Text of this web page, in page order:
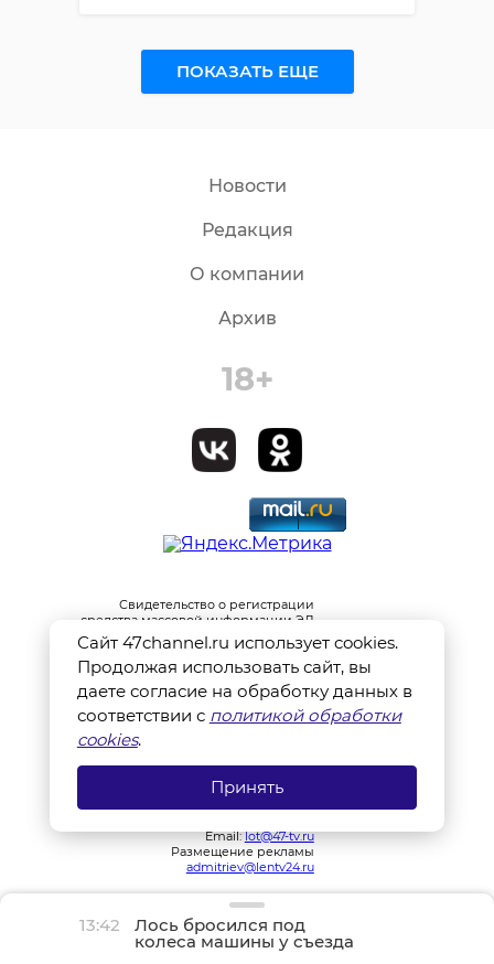
ПОКАЗАТЬ ЕЩЕ
13:42 Лось бросился под
колеса машины у съезда
с КАД на Шафировском
Новости
Редакция
О компании
Архив
18+
Свидетельство о регистрации
средства массовой информации ЭЛ
№ ФС 77 - 78160 от 20 марта 2020 г.,
выдано Федеральной службой по
надзору в сфере связи,
информационных технологий и
массовых коммуникаций
(Роскомнадзор).
Учредитель акционерное общество
Главный редактор Сушкин Георгий
Email:lot@47-tv.ru
Размещение рекламы
admitriev@lentv24.ru
Сайт 47channel.ru использует cookies.
Продолжая использовать сайт, вы
даете согласие на обработку данных в
соответствии с политикой обработки
cookies.
Принять